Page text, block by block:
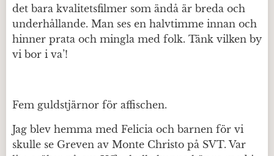
det bara kvalitetsfilmer som ändå är breda och
underhållande. Man ses en halvtimme innan och
hinner prata och mingla med folk. Tänk vilken by
vi bor i va’!
Fem guldstjärnor för affischen.
Jag blev hemma med Felicia och barnen för vi
skulle se Greven av Monte Christo på SVT. Var